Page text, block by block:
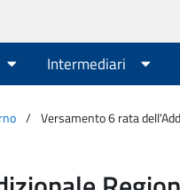
Intermediari
Versamento 6 rata